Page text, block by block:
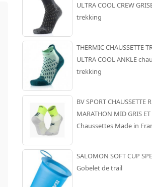
ULTRA COOL CREW
trekking
THERMIC CHAUSSETTE
ULTRA COOL ANKLE
trekking
BV SPORT CHAUSSETTE
MARATHON MID GRIS
Chaussettes Made in
SALOMON SOFT CUP
Gobelet de trail